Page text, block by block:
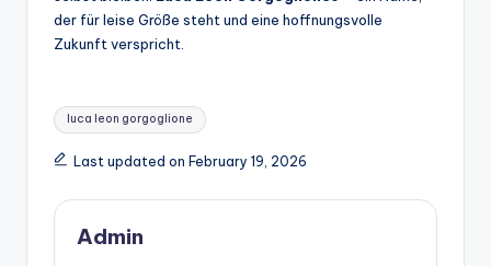
der für leise Größe steht und eine hoffnungsvolle
Zukunft verspricht.
Tags:
luca leon gorgoglione
Last updated on February 19, 2026
Admin